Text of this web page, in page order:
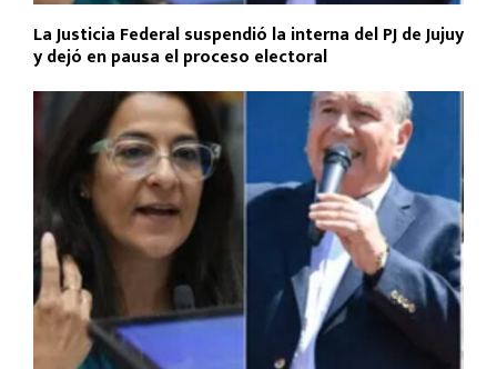
La Justicia Federal suspendió la interna del PJ de Jujuy
y dejó en pausa el proceso electoral